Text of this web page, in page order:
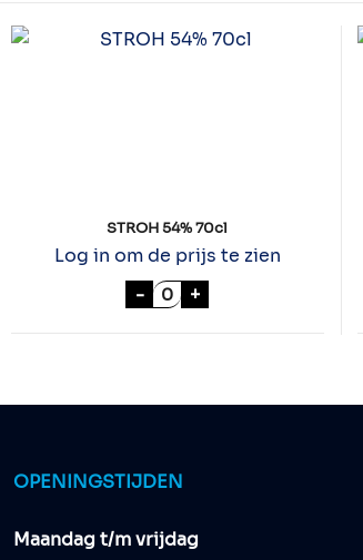
aantal
STROH 54% 70cl
Log in om de prijs te zien
- STROH 54% 70cl aantal
+
OPENINGSTIJDEN
Maandag t/m vrijdag